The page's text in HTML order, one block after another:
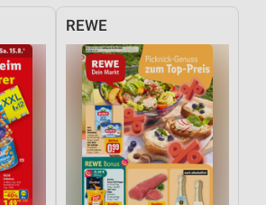
REWE